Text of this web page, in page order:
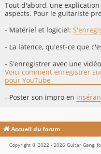
Tout d'abord, une
aspects. Pour le guitariste
- Matériel et logiciel:
- La latence, qu'est-ce que
- S'enregistrer avec une
Voici comment enregistrer
pour YouTube
- Poster son impro en
Accueil du forum
Copyright © 2022 - 2026 Guitar Gang,